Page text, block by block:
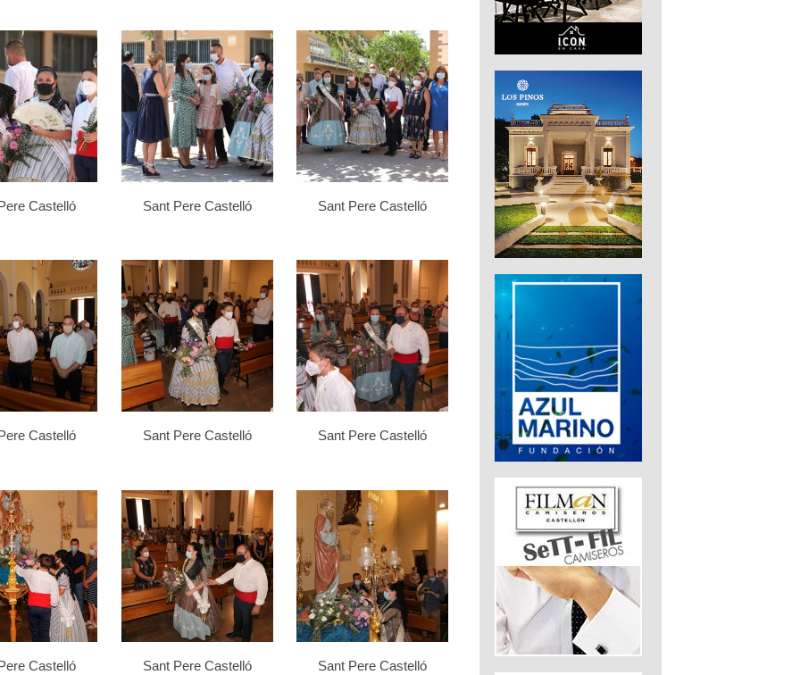
Castelló Sant Pere Castelló Sant Pere Castelló
Castelló Sant Pere Castelló Sant Pere Castelló
Castelló Sant Pere Castelló Sant Pere Castelló